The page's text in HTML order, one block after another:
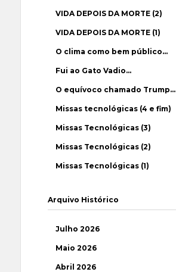
VIDA DEPOIS DA MORTE (2)
VIDA DEPOIS DA MORTE (1)
O clima como bem público…
Fui ao Gato Vadio…
O equívoco chamado Trump…
Missas tecnológicas (4 e fim)
Missas Tecnológicas (3)
Missas Tecnológicas (2)
Missas Tecnológicas (1)
Arquivo Histórico
Julho 2026
Maio 2026
Abril 2026